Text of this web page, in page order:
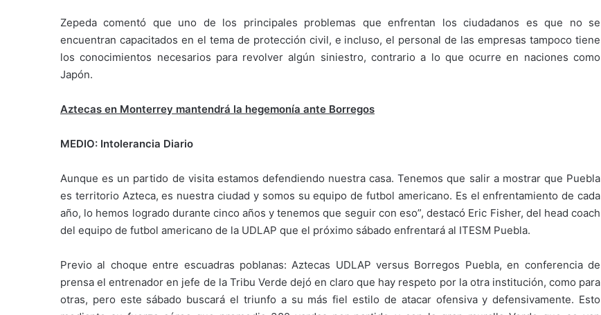
Zepeda comentó que uno de los principales problemas que enfrentan los ciudadanos es que no se
encuentran capacitados en el tema de protección civil, e incluso, el personal de las empresas tampoco tiene
los conocimientos necesarios para revolver algún siniestro, contrario a lo que ocurre en naciones como
Japón.
Aztecas en Monterrey mantendrá la hegemonía ante Borregos
MEDIO: Intolerancia Diario
Aunque es un partido de visita estamos defendiendo nuestra casa. Tenemos que salir a mostrar que Puebla
es territorio Azteca, es nuestra ciudad y somos su equipo de futbol americano. Es el enfrentamiento de cada
año, lo hemos logrado durante cinco años y tenemos que seguir con eso”, destacó Eric Fisher, del head coach
del equipo de futbol americano de la UDLAP que el próximo sábado enfrentará al ITESM Puebla.
Previo al choque entre escuadras poblanas: Aztecas UDLAP versus Borregos Puebla, en conferencia de
prensa el entrenador en jefe de la Tribu Verde dejó en claro que hay respeto por la otra institución, como para
otras, pero este sábado buscará el triunfo a su más fiel estilo de atacar ofensiva y defensivamente. Esto